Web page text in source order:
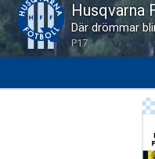
Husqvarna
Där drömmar
P17